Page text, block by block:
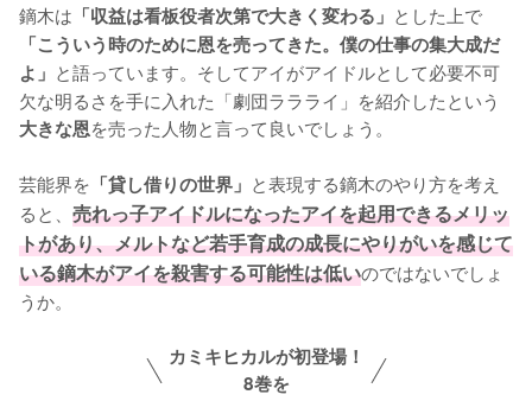
鏑木は 「収益は看板役者次第で大きく変わる」 とした上で
「こういう時のために恩を売ってきた。僕の仕事の集大成だ
よ」 と語っています。そしてアイがアイドルとして必要不可
欠な明るさを手に入れた「劇団ララライ」を紹介したという
大きな恩を売った人物と言って良いでしょう。
芸能界を 「貸し借りの世界」 と表現する鏑木のやり方を考え
ると、 売れっ子アイドルになったアイを起用できるメリッ
トがあり、メルトなど若手育成の成長にやりがいを感じて
いる鏑木がアイを殺害する可能性は低いのではないでしょ
うか。
カミキヒカルが初登場！
8巻を